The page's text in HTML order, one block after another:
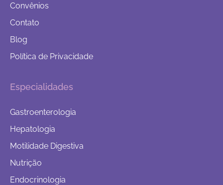
Convênios
Contato
Blog
Política de Privacidade
Especialidades
Gastroenterologia
Hepatologia
Motilidade Digestiva
Nutrição
Endocrinologia